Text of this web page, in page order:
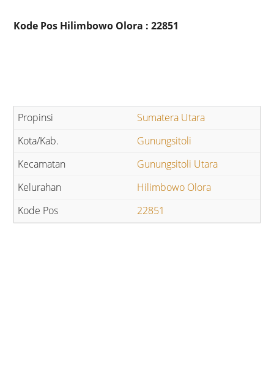
Kode Pos Hilimbowo Olora : 22851
Sumatera Utara
Gunungsitoli
Gunungsitoli Utara
Hilimbowo Olora
22851